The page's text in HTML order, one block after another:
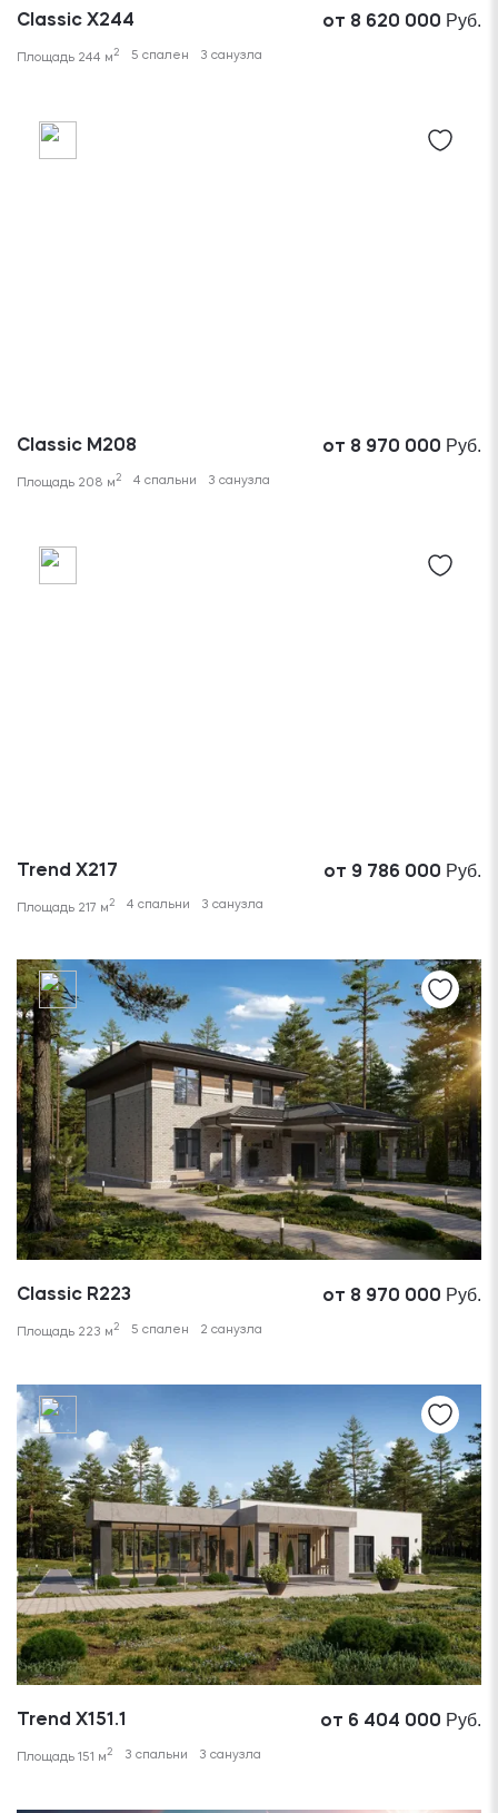
Classic X244 от 8 620 000 Руб.
Площадь 244 м2 5 спален 3 санузла
Classic M208 от 8 970 000 Руб.
Площадь 208 м2 4 спальни 3 санузла
Trend X217 от 9 786 000 Руб.
Площадь 217 м2 4 спальни 3 санузла
Classic R223 от 8 970 000 Руб.
Площадь 223 м2 5 спален 2 санузла
Trend X151.1 от 6 404 000 Руб.
Площадь 151 м2 3 спальни 3 санузла